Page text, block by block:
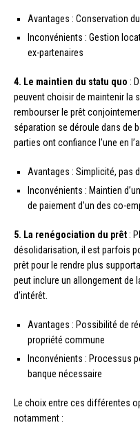
Avantages : Conservation
Inconvénients : Gestion
ex-partenaires
4. Le maintien du statu quo :
peuvent choisir de maintenir la
rembourser le prêt
séparation se déroule dans de
parties ont confiance l’une en
Avantages : Simplicité, pas
Inconvénients : Maintien
de paiement d’un des co-
5. La renégociation du prêt :
désolidarisation, il est parfois
prêt pour le rendre plus
peut inclure un allongement de
d’intérêt.
Avantages : Possibilité de
propriété commune
Inconvénients : Processus
banque nécessaire
Le choix entre ces différentes
notamment :